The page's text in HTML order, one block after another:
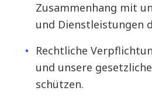
Zusammenhang mit
und Dienstleistungen
Rechtliche
und unsere
schützen.